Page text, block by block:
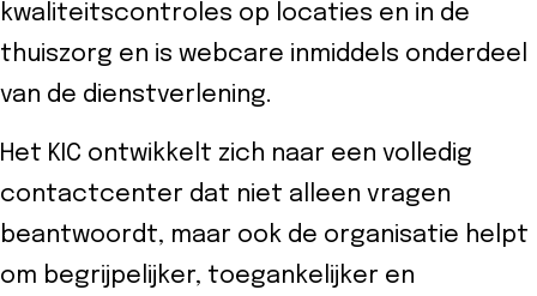
kwaliteitscontroles op locaties en in de
thuiszorg en is webcare inmiddels onderdeel
van de dienstverlening.
Het KIC ontwikkelt zich naar een volledig
contactcenter dat niet alleen vragen
beantwoordt, maar ook de organisatie helpt
om begrijpelijker, toegankelijker en